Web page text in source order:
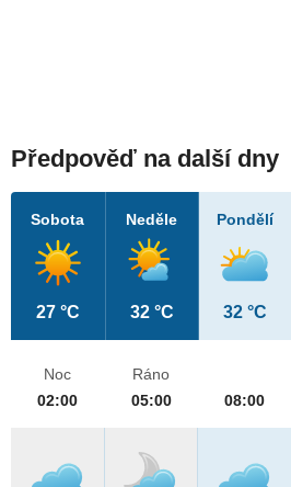
Předpověď na další dny
Sobota
27 °C
Neděle
32 °C
Pondělí
32 °C
Noc
02:00
Ráno
05:00
08:00